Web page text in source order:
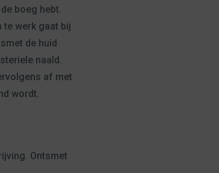
boeg hebt.
werk gaat bij
de huid
naald.
af met
wordt.
Ontsmet